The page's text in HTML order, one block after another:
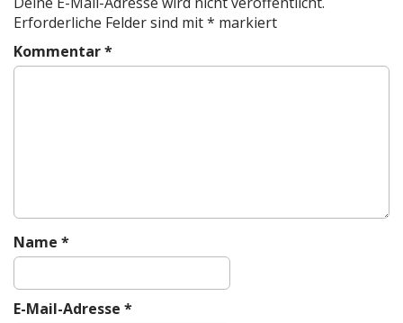
n
a
v
n
Erforderliche Felder sind mit* markiert
Kommentar*
Name *
E-Mail-Adresse *